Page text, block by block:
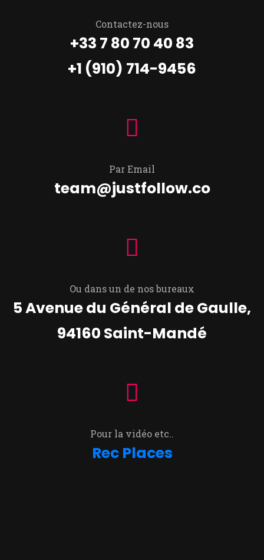
Contactez-nous
+33 7 80 70 40 83
+1 (910) 714-9456
Par Email
team@justfollow.co
Ou dans un de nos bureaux
5 Avenue du Général de Gaulle,
94160 Saint-Mandé
Pour la vidéo etc..
Rec Places